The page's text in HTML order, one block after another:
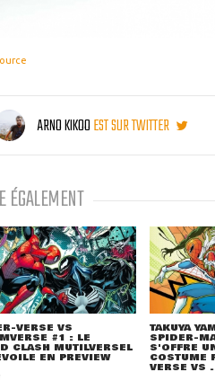
ARNO KIKOOEST SUR TWITTER
ÉGALEMENT
VERSE VS
#1 : LE
CLASH MUTILVERSEL
EN PREVIEW
TAKUYA
SPIDER-
S'OFFRE
COSTUME
VERSE VS